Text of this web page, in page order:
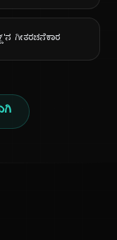
ಗೀತರಚನೆಕಾರ